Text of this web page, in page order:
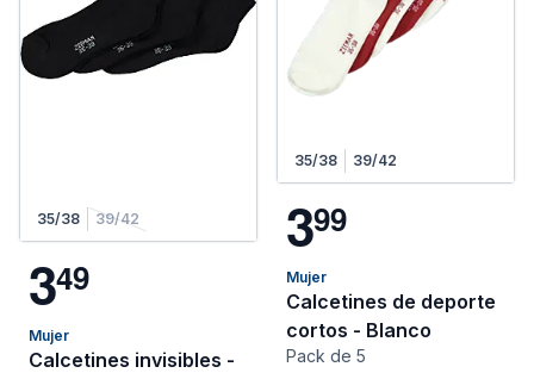
35/38 39/42
349
Mujer
Calcetines invisibles -
35/38 39/42
399
Mujer
Calcetines de deporte
cortos - Blanco
Pack de 5